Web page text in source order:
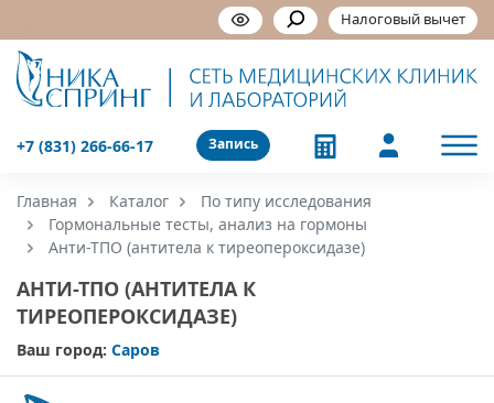
Налоговый вычет
Запись
+7 (831) 266-66-17
Главная Каталог
По типу исследования
Гормональные тесты, анализ на гормоны
Анти-ТПО (антитела к тиреопероксидазе)
АНТИ-ТПО (АНТИТЕЛА К
ТИРЕОПЕРОКСИДАЗЕ)
Ваш город: Саров